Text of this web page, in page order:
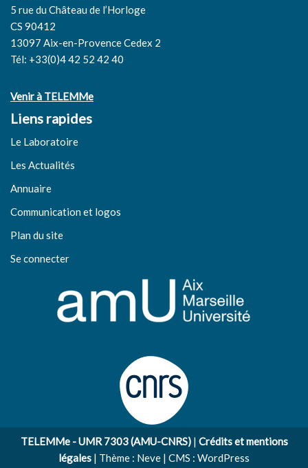
5 rue du Château de l’Horloge
CS 90412
13097 Aix-en-Provence Cedex 2
Tél: +33(0)4 42 52 42 40
Venir à TELEMMe
Liens rapides
Le Laboratoire
Les Actualités
Annuaire
Communication et logos
Plan du site
Se connecter
TELEMMe - UMR 7303 (AMU-CNRS)| Crédits et mentions
légales | Thème : Neve | CMS : WordPress